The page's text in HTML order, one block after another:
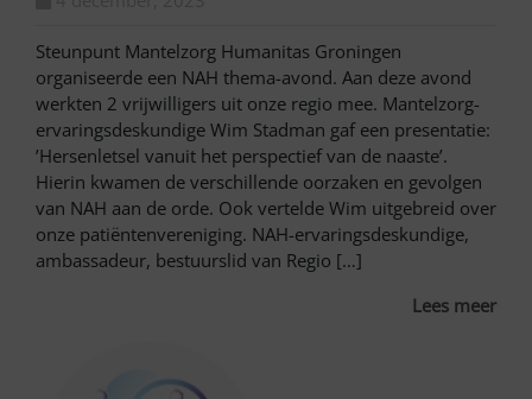
Steunpunt Mantelzorg Humanitas Groningen
organiseerde een NAH thema-avond. Aan deze avond
werkten 2 vrijwilligers uit onze regio mee. Mantelzorg-
ervaringsdeskundige Wim Stadman gaf een presentatie:
’Hersenletsel vanuit het perspectief van de naaste’.
Hierin kwamen de verschillende oorzaken en gevolgen
van NAH aan de orde. Ook vertelde Wim uitgebreid over
onze patiëntenvereniging. NAH-ervaringsdeskundige,
ambassadeur, bestuurslid van Regio […]
Lees meer